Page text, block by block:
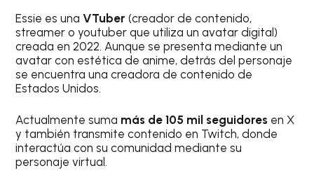
Essie es unaVTuber (creador de contenido,
streamer o youtuber que utiliza un avatar digital)
creada en 2022. Aunque se presenta mediante un
avatar con estética de anime, detrás del personaje
se encuentra una creadora de contenido de
Estados Unidos.
Actualmente suma más de 105 mil seguidores en X
y también transmite contenido en Twitch, donde
interactúa con su comunidad mediante su
personaje virtual.